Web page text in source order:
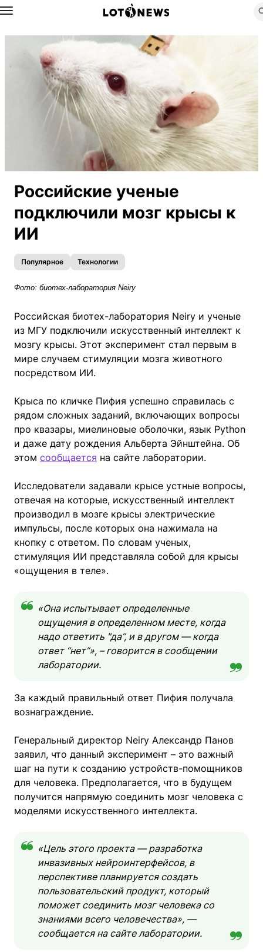
Назад
Российские ученые
подключили мозг крысы к
ИИ
Популярное Технологии
Фото: биотех-лаборатория Neiry
Российская биотех-лаборатория Neiry и ученые
из МГУ подключили искусственный интеллект к
мозгу крысы. Этот эксперимент стал первым в
мире случаем стимуляции мозга животного
посредством ИИ.
Крыса по кличке Пифия успешно справилась с
рядом сложных заданий, включающих вопросы
про квазары, миелиновые оболочки, язык Python
и даже дату рождения Альберта Эйнштейна. Об
этом сообщается на сайте лаборатории.
Исследователи задавали крысе устные вопросы,
отвечая на которые, искусственный интеллект
производил в мозге крысы электрические
импульсы, после которых она нажимала на
кнопку с ответом. По словам ученых,
стимуляция ИИ представляла собой для крысы
«ощущения в теле».
«Она испытывает определенные
ощущения в определенном месте, когда
надо ответить "да”, и в другом — когда
ответ “нет”», – говорится в сообщении
лаборатории.
За каждый правильный ответ Пифия получала
вознаграждение.
Генеральный директор Neiry Александр Панов
заявил, что данный эксперимент – это важный
шаг на пути к созданию устройств-помощников
для человека. Предполагается, что в будущем
получится напрямую соединить мозг человека с
моделями искусственного интеллекта.
«Цель этого проекта — разработка
инвазивных нейроинтерфейсов, в
перспективе планируется создать
пользовательский продукт, который
поможет соединить мозг человека со
знаниями всего человечества», —
сообщается на сайте лаборатории.